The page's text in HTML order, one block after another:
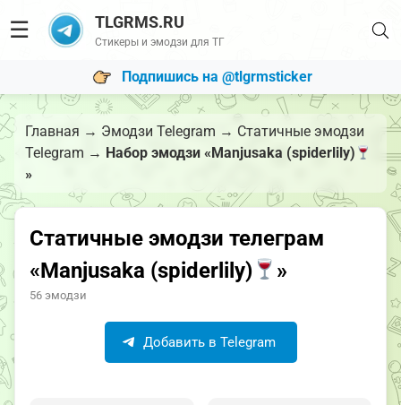
☰ TLGRMS.RU
Стикеры и эмодзи для ТГ
Подпишись на @tlgrmsticker
Главная → Эмодзи Telegram → Статичные эмодзи
Telegram → Набор эмодзи «Manjusaka (spiderlily)
»
Статичные эмодзи телеграм
«Manjusaka (spiderlily)
»
56 эмодзи
Добавить в Telegram